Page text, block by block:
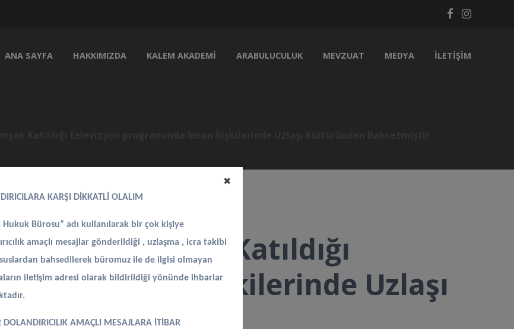
ANA SAYFA HAKKIMIZDA KALEM AKADEMI ARABULUCULUK MEVZUAT MEDYA İLETIŞIM
Nihat Şimşek Katıldığı
İnsan İlişkilerinde Uzlaşı
KARŞI DİKKATLİ OLALIM
Hukuk Bürosu” adı kullanılarak bir çok kişiye
amaçlı mesajlar gönderildiği , uzlaşma , icra takibi
bahsedilerek büromuz ile de ilgisi olmayan
iletişim adresi olarak bildirildiği yönünde ihbarlar
DOLANDIRICILIK AMAÇLI MESAJLARA İTİBAR
✖